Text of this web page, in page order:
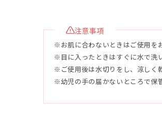
通常のアロマ石鹸より精油量が多
方は、パッチテストを行ってから
●容量 120g
注意事項
※お肌に合わないときはご使用を
※目に入ったときはすぐに水で洗
※ご使用後は水切りをし、涼しく
※幼児の手の届かないところで保